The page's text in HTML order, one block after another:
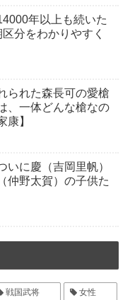
年以上も続いた
分をわかりやすく
られた森長可の愛槍
、一体どんな槍なの
康】
いに慶（吉岡里帆）
仲野太賀）の子供た
戦国武将 女性